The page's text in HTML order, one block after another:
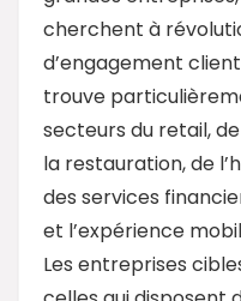
cherchent à
d’engagement
trouve
secteurs du retail,
la restauration, de
des services
et l’expérience
Les entreprises